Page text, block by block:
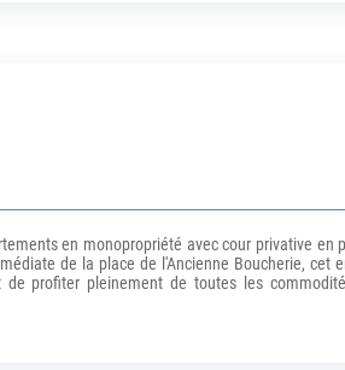
en monopropriété avec cour privative en
de la place de l'Ancienne Boucherie, cet
profiter pleinement de toutes les
agréable terrasse privative d'environ 15 m²
des regards, elle apporte un confort de vie